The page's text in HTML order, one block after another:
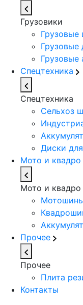
Грузовики
Грузовые
Грузовые
Спецтехника
Спецтехника
Сельхоз
Диски
Мото и квадро
Мото и квадро
Прочее
Прочее
Плита
Контакты